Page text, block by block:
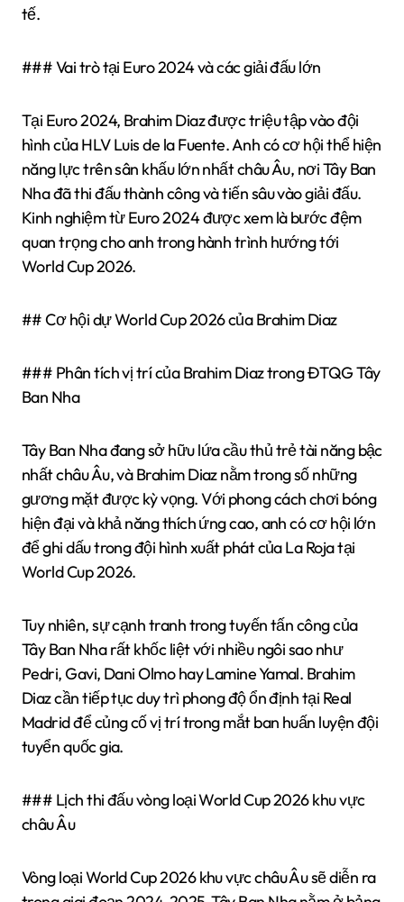
tế.
### Vai trò tại Euro 2024 và các giải đấu lớn
Tại Euro 2024, Brahim Diaz được triệu tập vào đội
hình của HLV Luis de la Fuente. Anh có cơ hội thể hiện
năng lực trên sân khấu lớn nhất châu Âu, nơi Tây Ban
Nha đã thi đấu thành công và tiến sâu vào giải đấu.
Kinh nghiệm từ Euro 2024 được xem là bước đệm
quan trọng cho anh trong hành trình hướng tới
World Cup 2026.
## Cơ hội dự World Cup 2026 của Brahim Diaz
### Phân tích vị trí của Brahim Diaz trong ĐTQG Tây
Ban Nha
Tây Ban Nha đang sở hữu lứa cầu thủ trẻ tài năng bậc
nhất châu Âu, và Brahim Diaz nằm trong số những
gương mặt được kỳ vọng. Với phong cách chơi bóng
hiện đại và khả năng thích ứng cao, anh có cơ hội lớn
để ghi dấu trong đội hình xuất phát của La Roja tại
World Cup 2026.
Tuy nhiên, sự cạnh tranh trong tuyến tấn công của
Tây Ban Nha rất khốc liệt với nhiều ngôi sao như
Pedri, Gavi, Dani Olmo hay Lamine Yamal. Brahim
Diaz cần tiếp tục duy trì phong độ ổn định tại Real
Madrid để củng cố vị trí trong mắt ban huấn luyện đội
tuyển quốc gia.
### Lịch thi đấu vòng loại World Cup 2026 khu vực
châu Âu
Vòng loại World Cup 2026 khu vực châu Âu sẽ diễn ra